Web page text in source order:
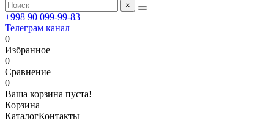
×
+998 90 099-99-83
Телеграм канал
0
Избранное
0
Сравнение
0
Ваша корзина пуста!
Корзина
КаталогКонтакты